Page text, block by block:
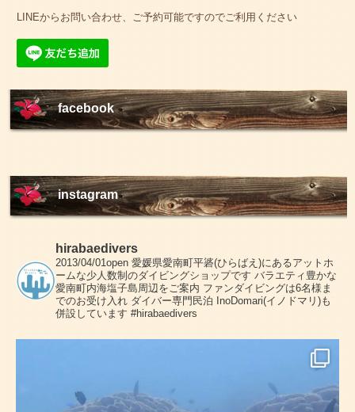
LINEからお問い合わせ、ご予約可能ですのでご利用ください
facebook
instagram
hirabaedivers
2013/04/01open 愛媛県愛南町平碆(ひらばえ)にあるアットホ
ームな少人数制のダイビングショップです バラエティ豊かな
愛南町内海塩子島周辺をご案内 ファンダイビングは6名様ま
でのお受け入れ ダイバー専門民泊 InoDomari(イノドマリ)も
併設しています #hirabaedivers